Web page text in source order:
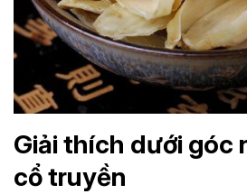
Giải thích dưới góc
cổ truyền